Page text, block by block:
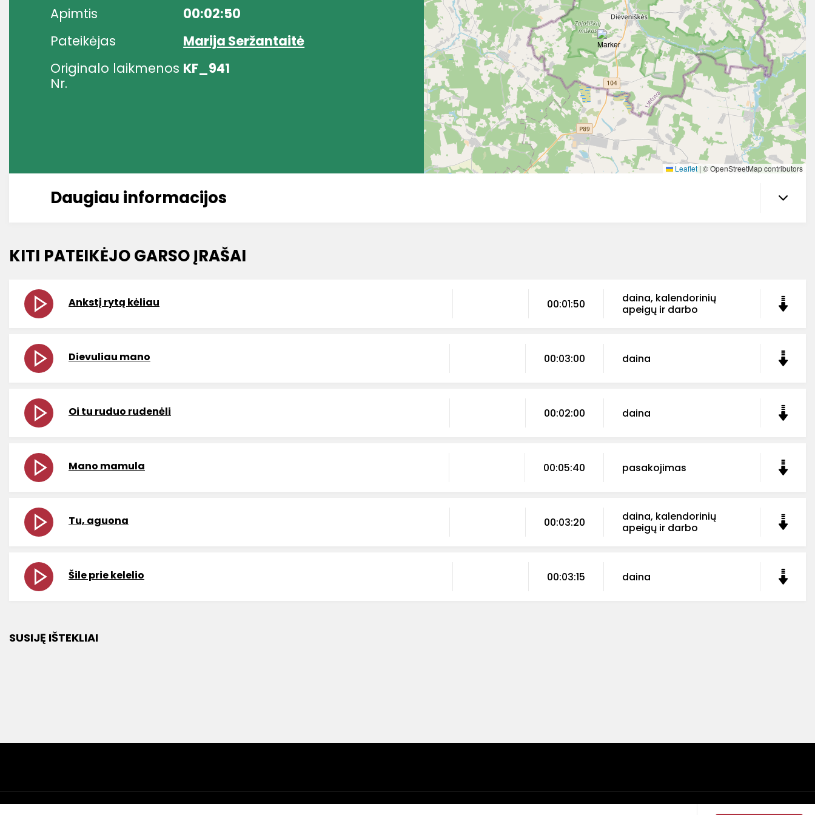
Apimtis
00:02:50
Pateikėjas
Marija Seržantaitė
Originalo laikmenos
Nr.
KF_941
Leaflet | © OpenStreetMap contributors
Daugiau informacijos
KITI PATEIKĖJO GARSO ĮRAŠAI
Ankstį rytą kėliau 00:01:50
daina, kalendorinių
apeigų ir darbo
Dievuliau mano 00:03:00 daina
Oi tu ruduo rudenėli 00:02:00 daina
Mano mamula 00:05:40 pasakojimas
Tu, aguona 00:03:20
daina, kalendorinių
apeigų ir darbo
Šile prie kelelio 00:03:15 daina
SUSIJĘ IŠTEKLIAI